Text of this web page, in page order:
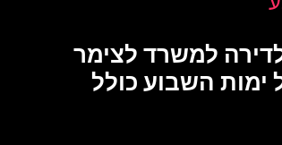
לדירה למשרד לצימר
ימות השבוע כולל